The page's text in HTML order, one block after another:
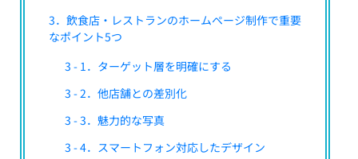
3．飲食店・レストランのホームページ制作で重要
なポイント5つ
3 - 1．ターゲット層を明確にする
3 - 2．他店舗との差別化
3 - 3．魅力的な写真
3 - 4．スマートフォン対応したデザイン